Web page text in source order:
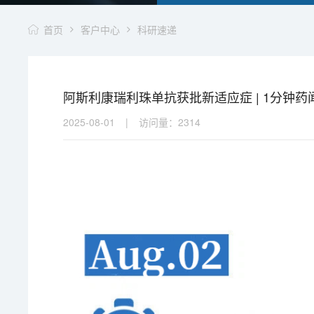
首页 客户中心 科研速递
阿斯利康瑞利珠单抗获批新适应症 | 1分钟药
2025-08-01 | 访问量：2314